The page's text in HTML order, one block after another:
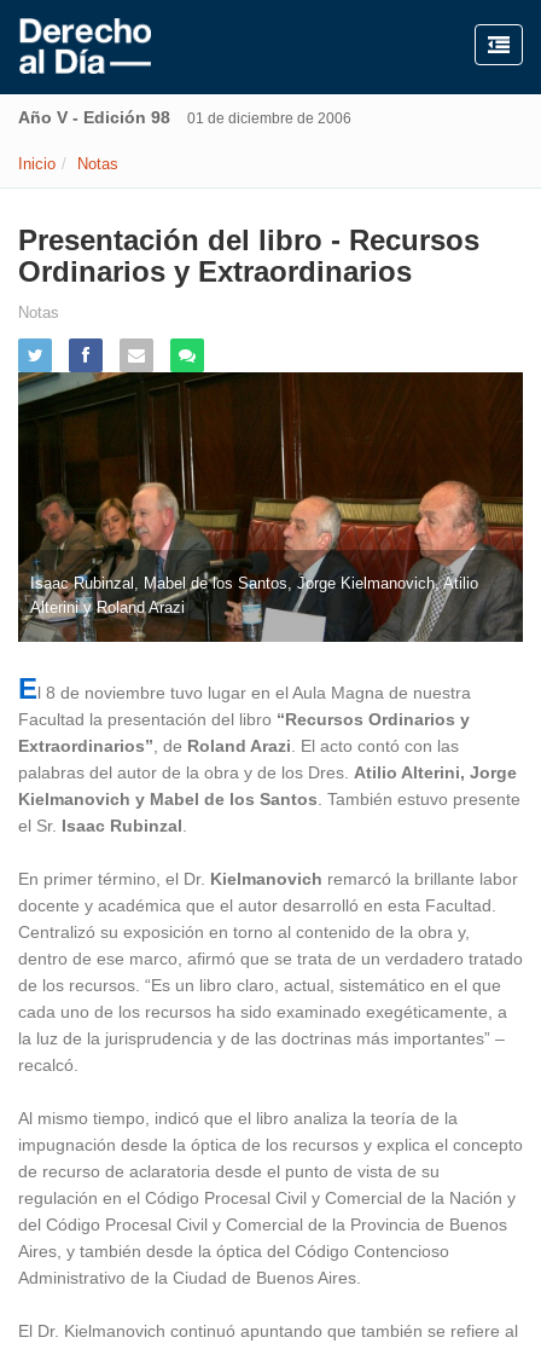
Año V - Edición 98 01 de diciembre de 2006
Inicio Notas
Presentación del libro - Recursos
Ordinarios y Extraordinarios
Notas
Isaac Rubinzal, Mabel de los Santos, Jorge Kielmanovich, Atilio
Alterini y Roland Arazi
El 8 de noviembre tuvo lugar en el Aula Magna de nuestra
Facultad la presentación del libro “Recursos Ordinarios y
Extraordinarios” , de Roland Arazi . El acto contó con las
palabras del autor de la obra y de los Dres. Atilio Alterini, Jorge
Kielmanovich y Mabel de los Santos . También estuvo presente
el Sr. Isaac Rubinzal
En primer término, el Dr. Kielmanovich remarcó la brillante labor
docente y académica que el autor desarrolló en esta Facultad.
Centralizó su exposición en torno al contenido de la obra y,
dentro de ese marco, afirmó que se trata de un verdadero tratado
de los recursos. “Es un libro claro, actual, sistemático en el que
cada uno de los recursos ha sido examinado exegéticamente, a
la luz de la jurisprudencia y de las doctrinas más importantes” –
recalcó.
Al mismo tiempo, indicó que el libro analiza la teoría de la
impugnación desde la óptica de los recursos y explica el concepto
de recurso de aclaratoria desde el punto de vista de su
regulación en el Código Procesal Civil y Comercial de la Nación y
del Código Procesal Civil y Comercial de la Provincia de Buenos
Aires, y también desde la óptica del Código Contencioso
Administrativo de la Ciudad de Buenos Aires.
El Dr. Kielmanovich continuó apuntando que también se refiere al